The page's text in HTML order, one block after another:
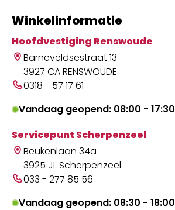
Winkelinformatie
Hoofdvestiging Renswoude
Barneveldsestraat 13
3927 CA RENSWOUDE
0318 - 57 17 61
Vandaag geopend: 08:00 - 17:30
Servicepunt Scherpenzeel
Beukenlaan 34a
3925 JL Scherpenzeel
033 - 277 85 56
Vandaag geopend: 08:30 - 18:00